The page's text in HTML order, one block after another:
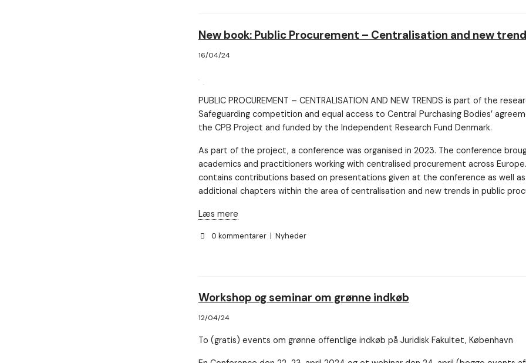
New book: Public Procurement – Centralisation and new
16/04/24
PUBLIC PROCUREMENT – CENTRALISATION AND NEW TRENDS is part of the
Safeguarding competition and equal access to Central Purchasing Bodies’
the CPB Project and funded by the Independent Research Fund Denmark.
As part of the project, a conference was organised in 2023. The conference
academics and practitioners working with centralised procurement across
contains contributions based on presentations given at the conference as well
additional chapters within the area of centralisation and new trends in public
Læs mere
0 kommentarer | Nyheder
Workshop og seminar om grønne indkøb
12/04/24
To (gratis) events om grønne offentlige indkøb på Juridisk Fakultet, København